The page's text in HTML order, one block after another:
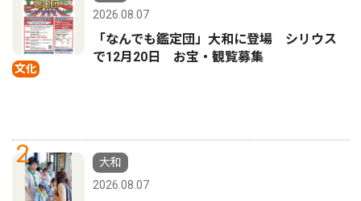
文化
2026.08.07
「なんでも鑑定団」大和に登場 シリウス
で12月20日 お宝・観覧募集
2
大和
2026.08.07